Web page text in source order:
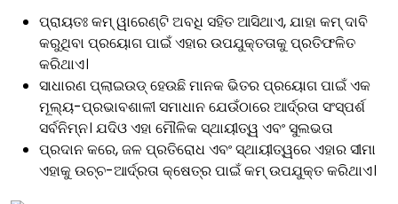
ପ୍ରାୟତଃ କମ୍ ୱାରେଣ୍ଟି ଅବଧି ସହିତ ଆସିଥାଏ, ଯାହା କମ୍ ଦାବି
କରୁଥିବା ପ୍ରୟୋଗ ପାଇଁ ଏହାର ଉପଯୁକ୍ତତାକୁ ପ୍ରତିଫଳିତ
କରିଥାଏ।
ସାଧାରଣ ପ୍ଲାଇଉଡ୍ ହେଉଛି ମାନକ ଭିତର ପ୍ରୟୋଗ ପାଇଁ ଏକ
ମୂଲ୍ୟ-ପ୍ରଭାବଶାଳୀ ସମାଧାନ ଯେଉଁଠାରେ ଆର୍ଦ୍ରତା ସଂସ୍ପର୍ଶ
ସର୍ବନିମ୍ନ। ଯଦିଓ ଏହା ମୌଳିକ ସ୍ଥାୟୀତ୍ୱ ଏବଂ ସୁଲଭତା
ପ୍ରଦାନ କରେ, ଜଳ ପ୍ରତିରୋଧ ଏବଂ ସ୍ଥାୟୀତ୍ୱରେ ଏହାର ସୀମା
ଏହାକୁ ଉଚ୍ଚ-ଆର୍ଦ୍ରତା କ୍ଷେତ୍ର ପାଇଁ କମ୍ ଉପଯୁକ୍ତ କରିଥାଏ।